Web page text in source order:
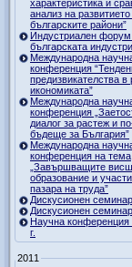
характеристика и
анализ на
българските райони”
Индустриален
българската
Международна
конференция
предизвикателства в
икономиката”
Международна
конференция
диалог за растеж и
бъдеще за България”
Международна
конференция на тема
„Завършващите
образование и
пазара на труда”
Дискусионен
Дискусионен
Научна конференция
г.
2011